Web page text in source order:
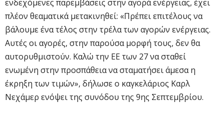
ενδεχόμενες παρεμβάσεις στην αγορά ενέργειας, έχει
πλέον θεαματικά μετακινηθεί: «Πρέπει επιτέλους να
βάλουμε ένα τέλος στην τρέλα των αγορών ενέργειας.
Αυτές οι αγορές, στην παρούσα μορφή τους, δεν θα
αυτορυθμιστούν. Καλώ την ΕΕ των 27 να σταθεί
ενωμένη στην προσπάθεια να σταματήσει άμεσα η
έκρηξη των τιμών», δήλωσε ο καγκελάριος Καρλ
Νεχάμερ ενόψει της συνόδου της 9ης Σεπτεμβρίου.